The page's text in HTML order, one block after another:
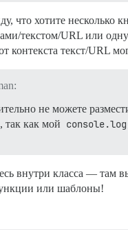
что хотите несколько
текстом/URL или
контекста текст/URL
не можете
, так как мой
внутри класса — там
или шаблоны!